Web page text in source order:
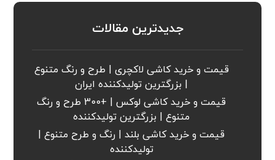
جدیدترین مقالات
قیمت و خرید کاشی لاکچری | طرح و رنگ متنوع
| بزرگترین تولیدکننده ایران
قیمت و خرید کاشی لوکس | +300 طرح و رنگ
متنوع | بزرگترین تولیدکننده
قیمت و خرید کاشی بلند | رنگ و طرح متنوع |
تولیدکننده